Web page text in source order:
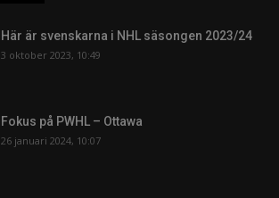
Här är svenskarna i NHL säsongen 2023/24
3 oktober 2023, 10:49
Fokus på PWHL – Ottawa
26 januari 2024, 10:07